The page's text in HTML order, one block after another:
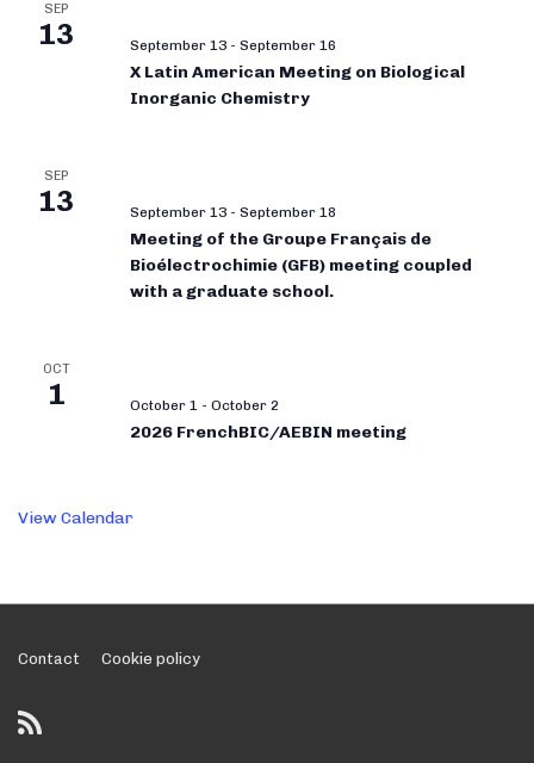
SEP
13 September 13 - September 16
X Latin American Meeting on Biological
Inorganic Chemistry
SEP
13 September 13 - September 18
Meeting of the Groupe Français de
Bioélectrochimie (GFB) meeting coupled
with a graduate school.
OCT
1 October 1 - October 2
2026 FrenchBIC/AEBIN meeting
View Calendar
Footer
Menu
Contact Cookie policy